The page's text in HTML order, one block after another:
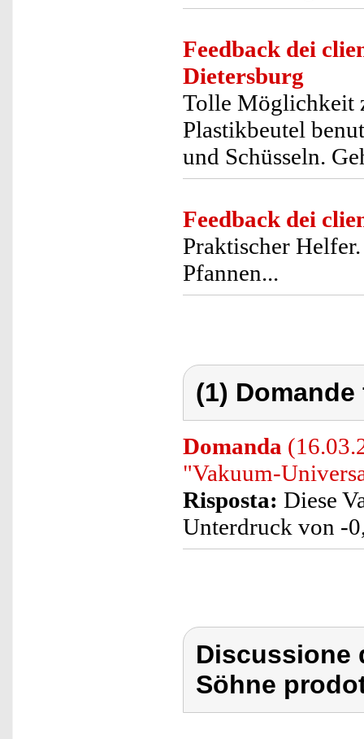
Feedback dei
Dietersburg
Tolle Möglichkeit
Plastikbeutel
und Schüsseln.
Feedback dei
Praktischer
Pfannen...
(1)
Domanda
"Vakuum-
Risposta: Diese
Unterdruck von -
Discussione
Söhne